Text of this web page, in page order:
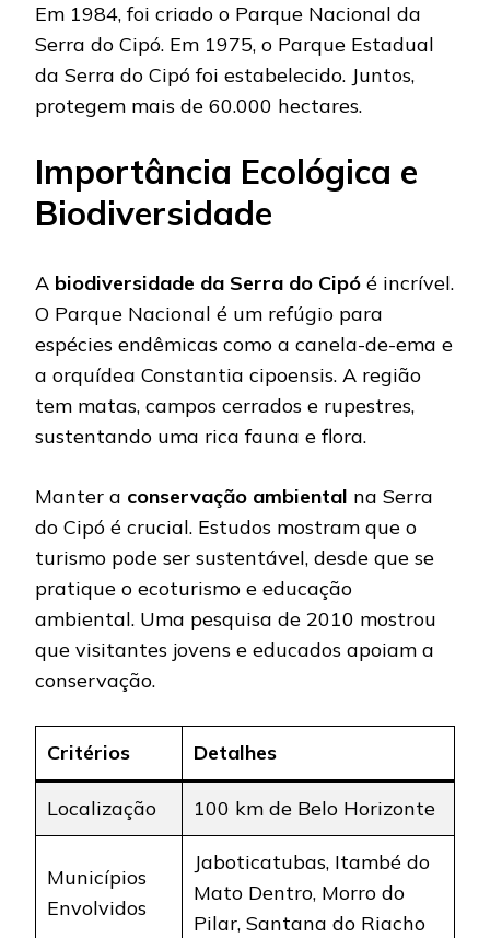
Em 1984, foi criado o Parque Nacional da
Serra do Cipó. Em 1975, o Parque Estadual
da Serra do Cipó foi estabelecido. Juntos,
protegem mais de 60.000 hectares.
Importância Ecológica e
Biodiversidade
A biodiversidade da Serra do Cipó é incrível.
O Parque Nacional é um refúgio para
espécies endêmicas como a canela-de-ema e
a orquídea Constantia cipoensis. A região
tem matas, campos cerrados e rupestres,
sustentando uma rica fauna e flora.
Manter a conservação ambiental na Serra
do Cipó é crucial. Estudos mostram que o
turismo pode ser sustentável, desde que se
pratique o ecoturismo e educação
ambiental. Uma pesquisa de 2010 mostrou
que visitantes jovens e educados apoiam a
conservação.
Critérios Detalhes
Localização 100 km de Belo Horizonte
Municípios
Envolvidos
Jaboticatubas, Itambé do
Mato Dentro, Morro do
Pilar, Santana do Riacho